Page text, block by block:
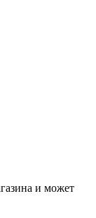
и может